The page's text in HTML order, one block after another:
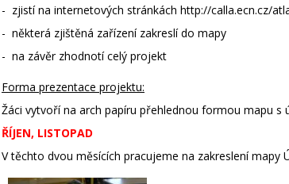
- zjistí na internetových stránkách http://calla.ecn.cz/
- některá zjištěná zařízení zakreslí do mapy
- na závěr zhodnotí celý projekt
Forma prezentace projektu:
Žáci vytvoří na arch papíru přehlednou formou mapu s
ŘÍJEN, LISTOPAD
V těchto dvou měsících pracujeme na zakreslení mapy